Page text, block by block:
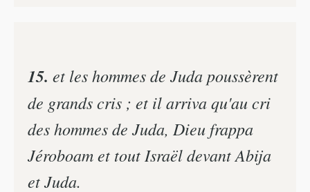
15. et les hommes de Juda poussèrent
de grands cris ; et il arriva qu'au cri
des hommes de Juda, Dieu frappa
Jéroboam et tout Israël devant Abija
et Juda.